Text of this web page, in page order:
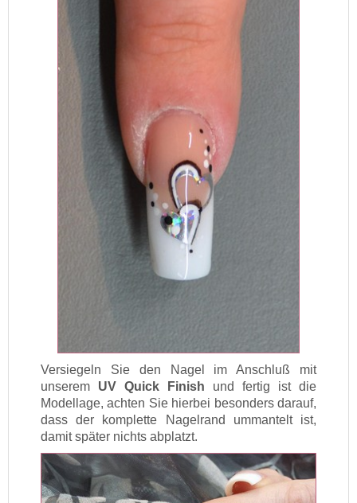
Versiegeln Sie den Nagel im Anschluß mit
unserem UV Quick Finish und fertig ist die
Modellage, achten Sie hierbei besonders darauf,
dass der komplette Nagelrand ummantelt ist,
damit später nichts abplatzt.